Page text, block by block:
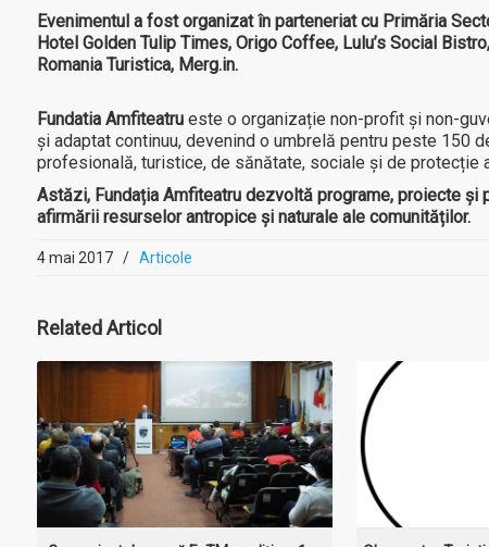
Evenimentul a fost organizat în parteneriat cu Primăria
Hotel Golden Tulip Times, Origo Coffee, Lulu’s Social
Romania Turistica, Merg.in.
Fundatia Amfiteatrueste o organizație non-profit și non-
și adaptat continuu, devenind o umbrelă pentru peste 150
profesională, turistice, de sănătate, sociale și de protecție
Astăzi, Fundația Amfiteatru dezvoltă programe, proiecte și
afirmării resurselor antropice și naturale ale comunităților.
4 mai 2017 / Articole
RelatedArticolMAI MULT